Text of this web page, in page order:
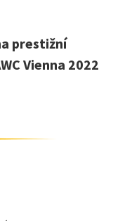
prestižní
Vienna 2022